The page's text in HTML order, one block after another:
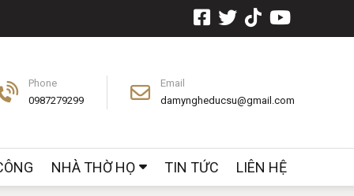
Phone
0987279299
Email
damyngheducsu@gmail.com
NHÀ THỜ HỌ TIN TỨC LIÊN HỆ